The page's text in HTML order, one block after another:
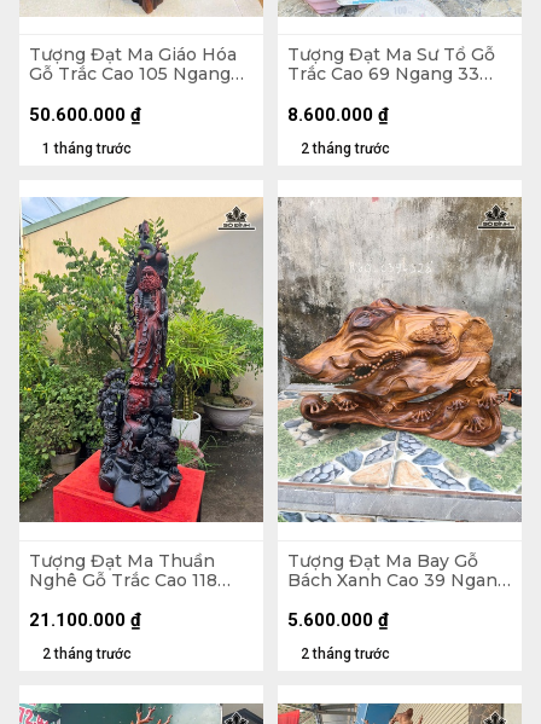
Tượng Đạt Ma Giáo Hóa
Gỗ Trắc Cao 105 Ngang
1 tháng trước
50.600.000 ₫
Tượng Đạt Ma Sư Tổ Gỗ
Trắc Cao 69 Ngang 33
2 tháng trước
8.600.000 ₫
Tượng Đạt Ma Thuần
Nghê Gỗ Trắc Cao 118
2 tháng trước
21.100.000 ₫
Tượng Đạt Ma Bay Gỗ
Bách Xanh Cao 39 Ngang
2 tháng trước
5.600.000 ₫